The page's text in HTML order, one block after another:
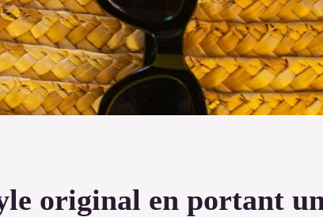
original en portant